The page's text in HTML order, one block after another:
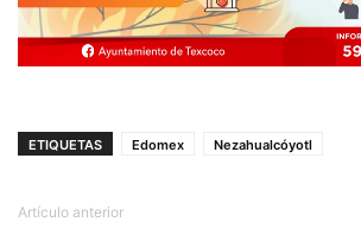
ETIQUETAS Edomex Nezahualcóyotl
Artículo anterior